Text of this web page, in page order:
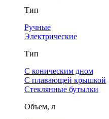
Тип
Ручные
Электрические
Тип
С коническим дном
С плавающей крышкой
Стеклянные бутылки
Объем, л